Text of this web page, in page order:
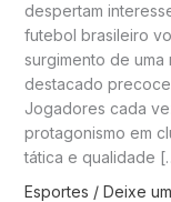
despertam
futebol brasileiro
surgimento de
destacado
Jogadores cada
protagonismo em
tática e qualidade
Esportes / Deixe